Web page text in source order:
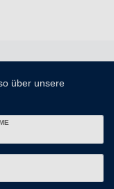
über unsere